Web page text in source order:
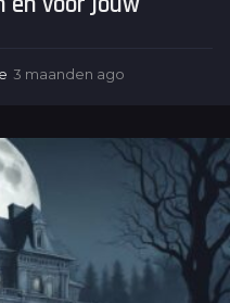
3 maanden ago
a
n
n
a
o